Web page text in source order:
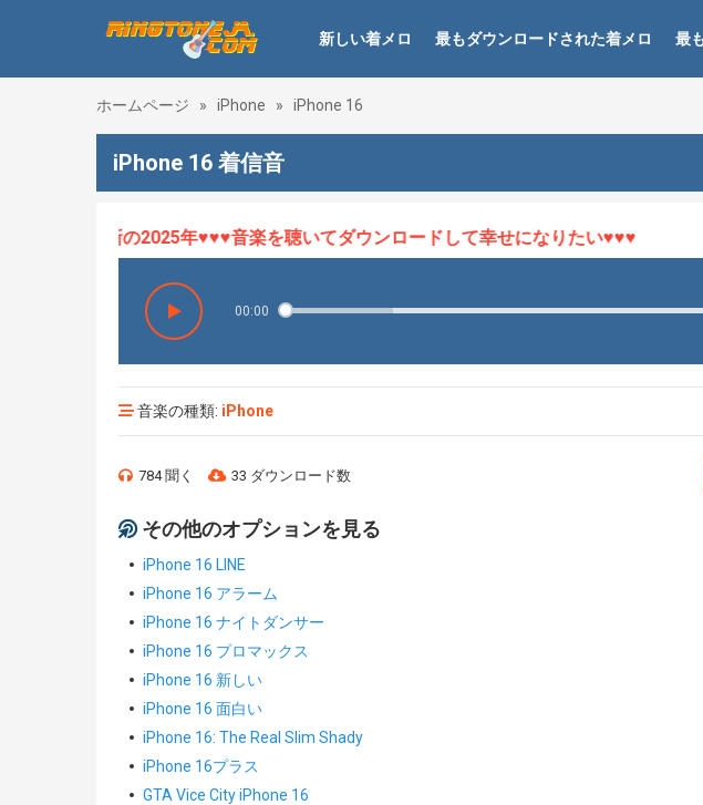
新しい着メロ 最もダウンロードされた着メロ 最
ホームページ » iPhone » iPhone 16
iPhone 16 着信音
、最新の2025年♥♥♥音楽を聴いてダウンロードして幸せになりたい♥♥♥
00:00
音楽の種類: iPhone
784 聞く 33 ダウンロード数
その他のオプションを見る
iPhone 16 LINE
iPhone 16 アラーム
iPhone 16 ナイトダンサー
iPhone 16 プロマックス
iPhone 16 新しい
iPhone 16 面白い
iPhone 16: The Real Slim Shady
iPhone 16プラス
GTA Vice City iPhone 16